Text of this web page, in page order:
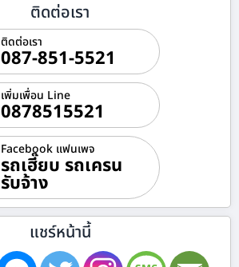
ติดต่อเรา
ติดต่อเรา
087-851-5521
เพิ่มเพื่อน Line
0878515521
Facebook แฟนเพจ
รถเฮี๊ยบ รถเครน
รับจ้าง
แชร์หน้านี้